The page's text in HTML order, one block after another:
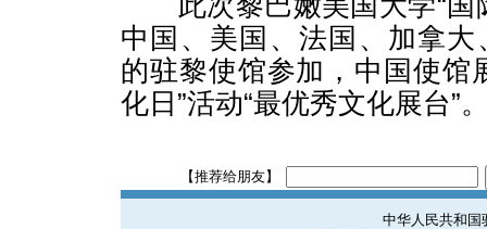
中国、美国、法国、加拿
的驻黎使馆参加，中国使馆
化日”活动“最优秀文化展台”
【推荐给朋友】
中华人民共和国